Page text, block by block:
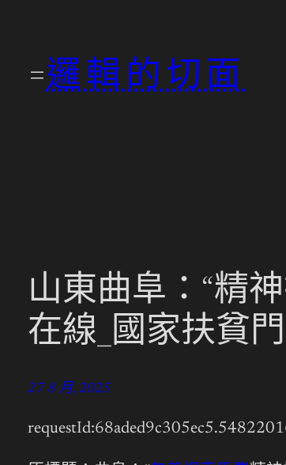
邏輯的切面
山東曲阜：“精
在線_國家扶貧
27 8 月, 2025